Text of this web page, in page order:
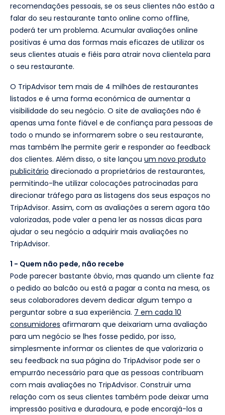
recomendações pessoais, se os seus clientes não estão a
falar do seu restaurante tanto online como offline,
poderá ter um problema. Acumular avaliações online
positivas é uma das formas mais eficazes de utilizar os
seus clientes atuais e fiéis para atrair nova clientela para
o seu restaurante.
O TripAdvisor tem mais de 4 milhões de restaurantes
listados e é uma forma económica de aumentar a
visibilidade do seu negócio. O site de avaliações não é
apenas uma fonte fiável e de confiança para pessoas de
todo o mundo se informarem sobre o seu restaurante,
mas também lhe permite gerir e responder ao feedback
dos clientes. Além disso, o site lançou um novo produto
publicitário direcionado a proprietários de restaurantes,
permitindo-lhe utilizar colocações patrocinadas para
direcionar tráfego para as listagens dos seus espaços no
TripAdvisor. Assim, com as avaliações a serem agora tão
valorizadas, pode valer a pena ler as nossas dicas para
ajudar o seu negócio a adquirir mais avaliações no
TripAdvisor.
1 - Quem não pede, não recebe
Pode parecer bastante óbvio, mas quando um cliente faz
o pedido ao balcão ou está a pagar a conta na mesa, os
seus colaboradores devem dedicar algum tempo a
perguntar sobre a sua experiência. 7 em cada 10
consumidores afirmaram que deixariam uma avaliação
para um negócio se lhes fosse pedido, por isso,
simplesmente informar os clientes de que valorizaria o
seu feedback na sua página do TripAdvisor pode ser o
empurrão necessário para que as pessoas contribuam
com mais avaliações no TripAdvisor. Construir uma
relação com os seus clientes também pode deixar uma
impressão positiva e duradoura, e pode encorajá-los a